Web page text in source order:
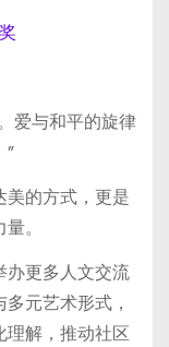
爱与和平的旋律
”
的方式，更是
。
办更多人文交流
元艺术形式，
理解，推动社区